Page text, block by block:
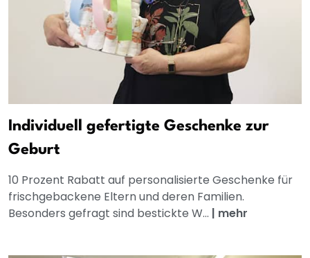
Individuell gefertigte Geschenke zur
Geburt
10 Prozent Rabatt auf personalisierte Geschenke für
frischgebackene Eltern und deren Familien.
Besonders gefragt sind bestickte W... | mehr